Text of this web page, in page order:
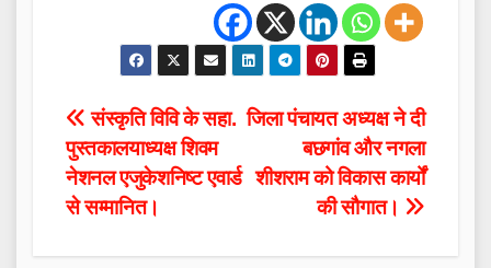
Post
navigation
जिला पंचायत अध्यक्ष ने दी
बछगांव और नगला
शीशराम को विकास कार्यों
की सौगात।
संस्कृति विवि के सहा.
पुस्तकालयाध्यक्ष शिवम
नेशनल एजुकेशनिष्ट एवार्ड
से सम्मानित।